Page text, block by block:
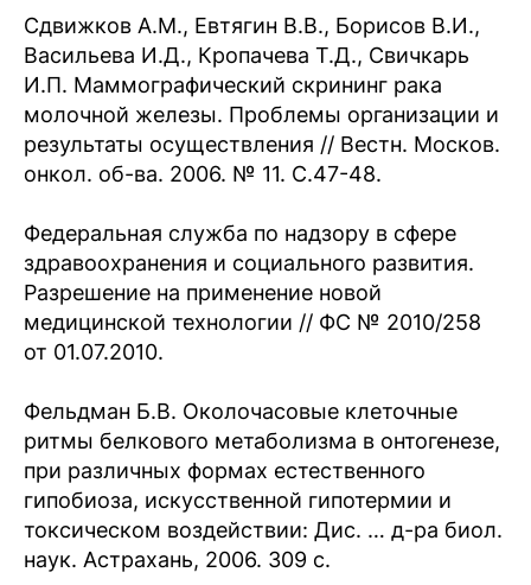
Сдвижков А.М., Евтягин В.В., Борисов В.И.,
Васильева И.Д., Кропачева Т.Д., Свичкарь
И.П. Маммографический скрининг рака
молочной железы. Проблемы организации и
результаты осуществления // Вестн. Москов.
онкол. об-ва. 2006. № 11. С.47-48.
Федеральная служба по надзору в сфере
здравоохранения и социального развития.
Разрешение на применение новой
медицинской технологии // ФС № 2010/258
от 01.07.2010.
Фельдман Б.В. Околочасовые клеточные
ритмы белкового метаболизма в онтогенезе,
при различных формах естественного
гипобиоза, искусственной гипотермии и
токсическом воздействии: Дис. … д-ра биол.
наук. Астрахань, 2006. 309 с.